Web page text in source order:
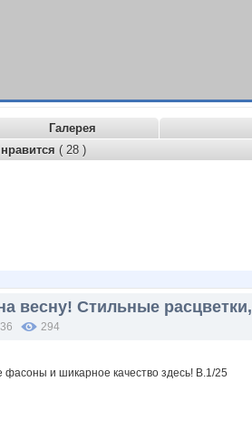
Галерея
( 28 )
весну! Стильные расцветки,
294